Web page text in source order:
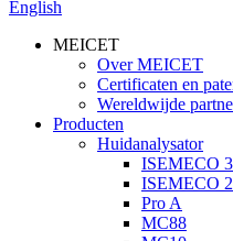
English
MEICET
Over MEICET
Certificaten en
Wereldwijde
Producten
Huidanalysator
ISEMECO
ISEMECO
Pro A
MC88